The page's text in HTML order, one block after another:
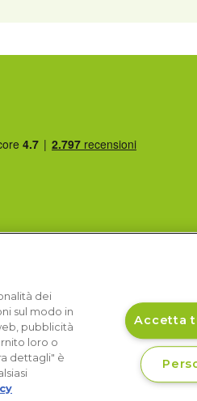
dei
sul modo in
pubblicità
loro o
dettagli" è
Accetta